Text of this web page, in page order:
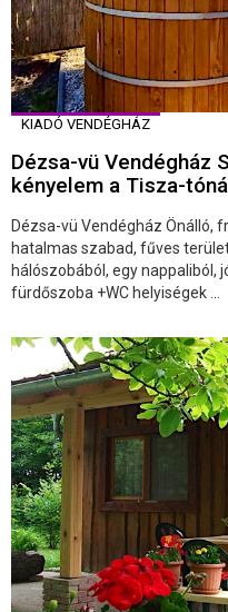
KIADÓ VENDÉGHÁZ
Dézsa-vü Vendégház
kényelem a Tisza-
Dézsa-vü Vendégház Önálló,
hatalmas szabad, fűves
hálószobából, egy nappaliból,
fürdőszoba +WC helyiségek ...